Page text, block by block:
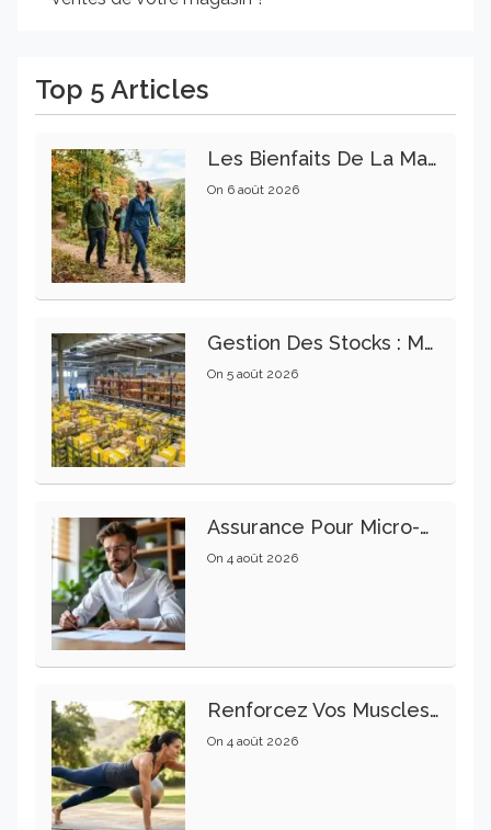
Top 5 Articles
Les Bienfaits De La Marche Sur La Santé Physique Et Mentale
On 6 août 2026
Gestion Des Stocks : Meilleures Pratiques Intralogistiques
On 5 août 2026
Assurance Pour Micro-Entrepreneur : Les Garanties Essentielles À Connaître
On 4 août 2026
Renforcez Vos Muscles Profonds Pour Apaiser Votre Mal De Dos
On 4 août 2026